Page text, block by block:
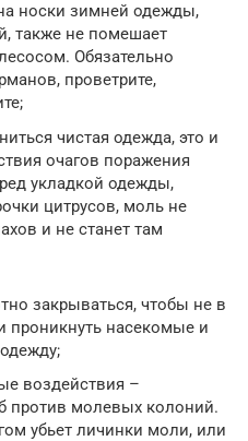
носки зимней одежды,
также не помешает
Обязательно
проветрите,
чистая одежда, это и
очагов поражения
укладкой одежды,
цитрусов, моль не
и не станет там
закрываться, чтобы не в
проникнуть насекомые и
воздействия –
против молевых колоний.
убьет личинки моли, или